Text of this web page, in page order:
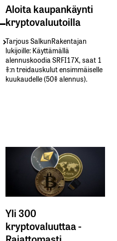
Aloita kaupankäynti
kryptovaluutoilla
Tarjous SalkunRakentajan
lukijoille: Käyttämällä​ ​
alennuskoodia​ ​SRFI17X,​ ​saat​ ​1
%:n treidauskulut​ ​ensimmäiselle​ ​
kuukaudelle​ ​(50%​ ​alennus).
Yli 300
kryptovaluuttaa -